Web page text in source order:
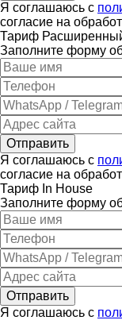
Я соглашаюсь с
согласие на
Тариф
Заполните форму
Отправить
Я соглашаюсь с
согласие на
Тариф In House
Заполните форму
Отправить
Я соглашаюсь с